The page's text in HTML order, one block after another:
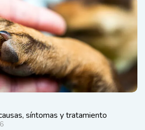
síntomas y tratamiento